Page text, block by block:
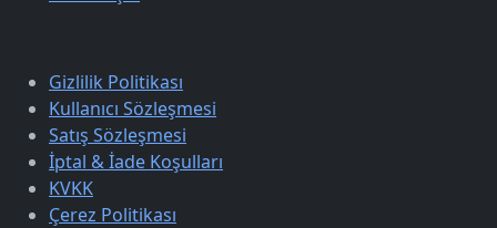
Gizlilik Politikası
Kullanıcı Sözleşmesi
Satış Sözleşmesi
İptal & İade Koşulları
KVKK
Çerez Politikası